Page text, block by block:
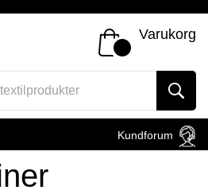
Varukorg
Kundforum